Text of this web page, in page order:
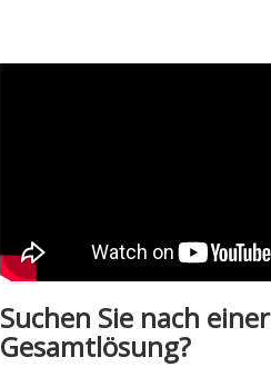
Suchen Sie nach einer
Gesamtlösung?